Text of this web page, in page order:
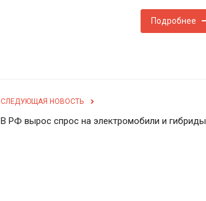
Подробнее
СЛЕДУЮЩАЯ НОВОСТЬ
В РФ вырос спрос на электромобили и гибриды